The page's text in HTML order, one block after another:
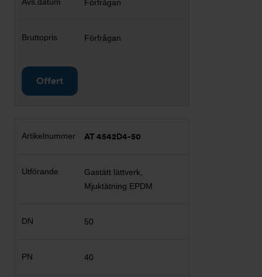
Förfrågan
Förfrågan
Offert
AT 4542D4-50
Gastätt lättverk,
Mjuktätning EPDM
50
40